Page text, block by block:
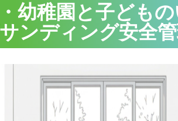
幼稚園と子ども
ンディング安全